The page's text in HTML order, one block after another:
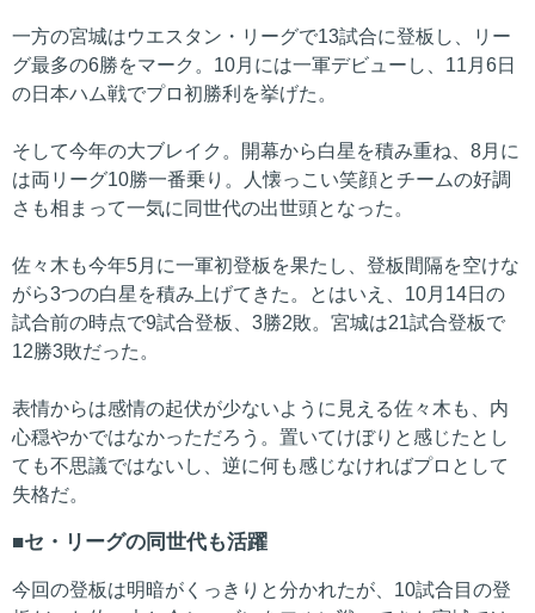
一方の宮城はウエスタン・リーグで13試合に登板し、リー
グ最多の6勝をマーク。10月には一軍デビューし、11月6日
の日本ハム戦でプロ初勝利を挙げた。
そして今年の大ブレイク。開幕から白星を積み重ね、8月に
は両リーグ10勝一番乗り。人懐っこい笑顔とチームの好調
さも相まって一気に同世代の出世頭となった。
佐々木も今年5月に一軍初登板を果たし、登板間隔を空けな
がら3つの白星を積み上げてきた。とはいえ、10月14日の
試合前の時点で9試合登板、3勝2敗。宮城は21試合登板で
12勝3敗だった。
表情からは感情の起伏が少ないように見える佐々木も、内
心穏やかではなかっただろう。置いてけぼりと感じたとし
ても不思議ではないし、逆に何も感じなければプロとして
失格だ。
セ・リーグの同世代も活躍
今回の登板は明暗がくっきりと分かれたが、10試合目の登